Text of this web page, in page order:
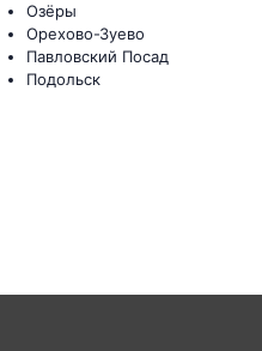
Озёры
Орехово-Зуево
Павловский Посад
Подольск